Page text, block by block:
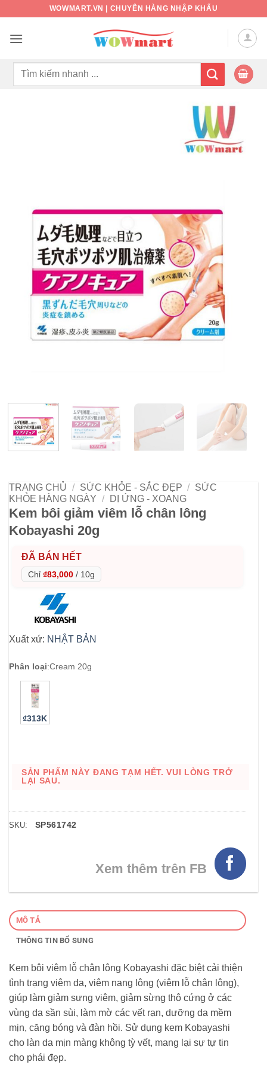
nội
WOWMART.VN | CHUYÊN HÀNG NHẬP KHẨU
Tìm
TRANG CHỦ / SỨC KHỎE - SẮC ĐẸP / SỨC
KHỎE HÀNG NGÀY / DỊ ỨNG - XOANG
Kem bôi giảm viêm lỗ chân lông
Kobayashi 20g
ĐÃ BÁN HẾT
Chỉ ₫83,000 / 10g
Xuất xứ: NHẬT BẢN
Phân loại:Cream 20g
₫313K
SẢN PHẨM NÀY ĐANG TẠM HẾT. VUI LÒNG TRỞ
LẠI SAU.
SKU: SP561742
Xem thêm trên FB
MÔ TẢ
THÔNG TIN BỔ SUNG
Kem bôi viêm lỗ chân lông Kobayashi đặc biệt cải thiện
tình trạng viêm da, viêm nang lông (viêm lỗ chân lông),
giúp làm giảm sưng viêm, giảm sừng thô cứng ở các
vùng da sần sùi, làm mờ các vết rạn, dưỡng da mềm
mịn, căng bóng và đàn hồi. Sử dụng kem Kobayashi
cho làn da mịn màng không tỳ vết, mang lại sự tự tin
cho phái đẹp.